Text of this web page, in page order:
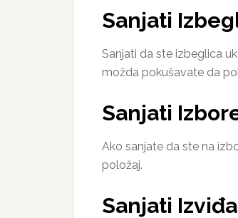
Sanjati
Sanjati da ste izbeglica
možda pokušavate da
Sanjati
Ako sanjate da ste na
položaj.
Sanjati